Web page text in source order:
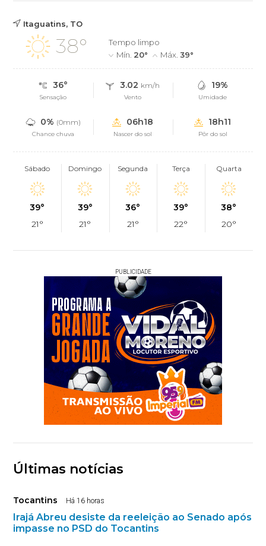
Itaguatins, TO
38°
Tempo limpo
Mín. 20° Máx.39°
36°
Sensação
3.02 km/h
Vento
19%
Umidade
0% (0mm)
Chance chuva
06h18
Nascer do sol
18h11
Pôr do sol
Sábado
39°
21°
Domingo
39°
21°
Segunda
36°
21°
Terça
39°
22°
Quarta
38°
20°
PUBLICIDADE
Últimas notícias
Tocantins Há 16 horas
Irajá Abreu desiste da reeleição ao Senado após
impasse no PSD do Tocantins